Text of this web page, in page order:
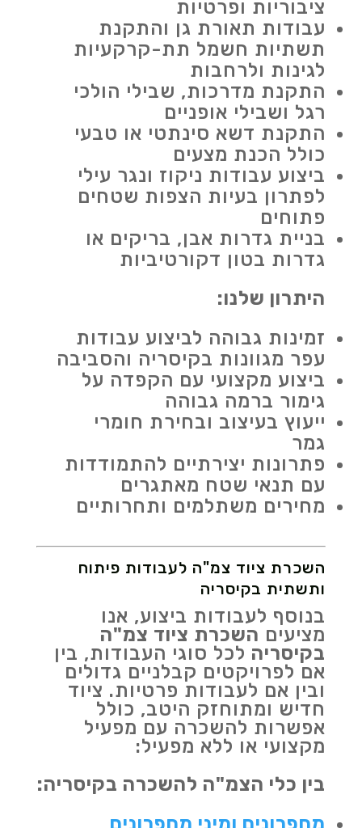
ציבוריות ופרטיות
עבודות תאורת גן והתקנת
תשתיות חשמל תת-קרקעיות
לגינות ולרחבות
התקנת מדרכות, שבילי הולכי
רגל ושבילי אופניים
התקנת דשא סינתטי או טבעי
כולל הכנת מצעים
ביצוע עבודות ניקוז ונגר עילי
לפתרון בעיות הצפות שטחים
פתוחים
בניית גדרות אבן, בריקים או
גדרות בטון דקורטיביות
היתרון שלנו:
זמינות גבוהה לביצוע עבודות
עפר מגוונות בקיסריה והסביבה
ביצוע מקצועי עם הקפדה על
גימור ברמה גבוהה
ייעוץ בעיצוב ובחירת חומרי
גמר
פתרונות יצירתיים להתמודדות
עם תנאי שטח מאתגרים
מחירים משתלמים ותחרותיים
השכרת ציוד צמ"ה לעבודות פיתוח
ותשתית בקיסריה
בנוסף לעבודות ביצוע, אנו
מציעים השכרת ציוד צמ"ה
בקיסריה לכל סוגי העבודות, בין
אם לפרויקטים קבלניים גדולים
ובין אם לעבודות פרטיות. ציוד
חדיש ומתוחזק היטב, כולל
אפשרות להשכרה עם מפעיל
מקצועי או ללא מפעיל:
בין כלי הצמ"ה להשכרה בקיסריה: